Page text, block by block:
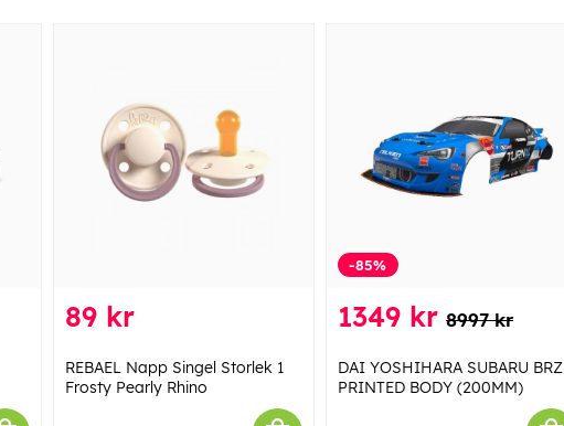
89 kr
REBAEL Napp Singel Storlek 1
Frosty Pearly Rhino
-85%
1349 kr 8997 kr
DAI YOSHIHARA SUBARU BRZ
PRINTED BODY (200MM)